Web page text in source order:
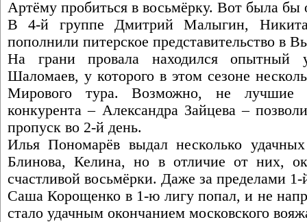
Артёму пробиться в восьмёрку. Вот была бы
В 4-й группе Дмитрий Малыгин,
пополнили питерское представительство в
На грани провала находился опытный
Шаломаев, у которого в этом сезоне
Мирового тура. Возможно, не лучшие
конкурента – Александра Зайцева –
пропуск во 2-й день.
Илья Пономарёв выдал несколько
Блинова, Келина, но в отличие от них,
счастливой восьмёрки. Даже за пределами
Саша Корощенко в 1-ю лигу попал, и не
стало удачным окончанием московского